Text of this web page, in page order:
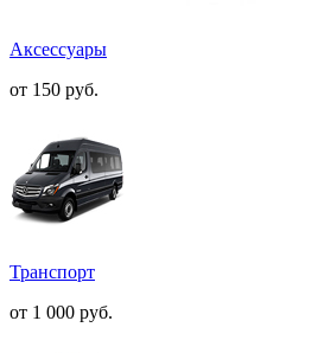
Аксессуары
от 150 руб.
Транспорт
от 1 000 руб.